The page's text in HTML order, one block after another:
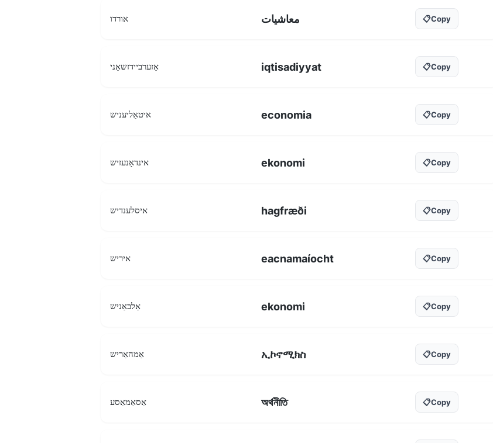
אורדו معاشیات 📋Copy
אַזערביידזשאַני iqtisadiyyat 📋Copy
איטאַליעניש economia 📋Copy
אינדאָנעזיש ekonomi 📋Copy
איסלענדיש hagfræði 📋Copy
איריש eacnamaíocht 📋Copy
אַלבאַניש ekonomi 📋Copy
אַמהאַריש ኢኮኖሚክስ 📋Copy
אַסאַמאַסע অৰ্থনীতি 📋Copy